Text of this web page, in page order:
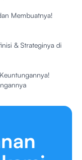
Membuatnya!
& Strateginya di